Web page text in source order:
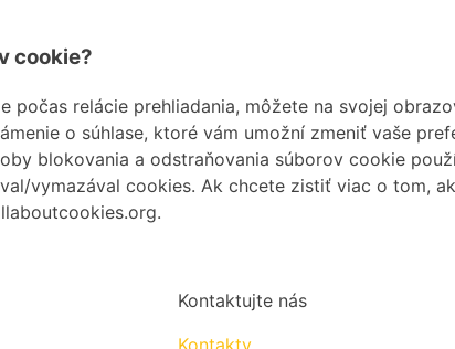
cookie?
relácie prehliadania, môžete na svojej
o súhlase, ktoré vám umožní zmeniť vaše
blokovania a odstraňovania súborov cookie
vymazával cookies. Ak chcete zistiť viac o tom,
Kontaktujte nás